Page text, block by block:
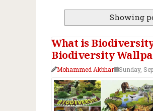
Showing
What is
Biodiversity
Mohammed Akbhar Sunday,